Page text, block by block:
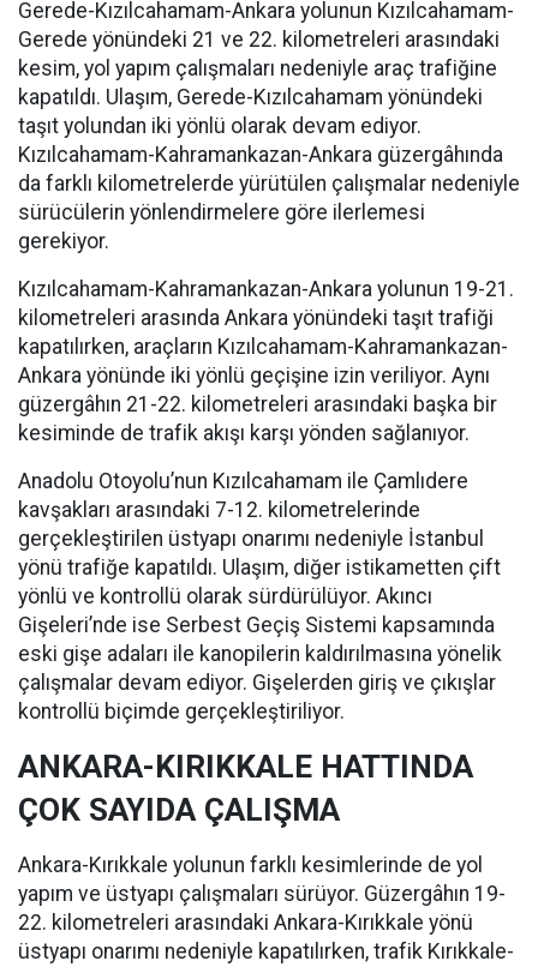
Gerede-Kızılcahamam-Ankara yolunun Kızılcahamam-
Gerede yönündeki 21 ve 22. kilometreleri arasındaki
kesim, yol yapım çalışmaları nedeniyle araç trafiğine
kapatıldı. Ulaşım, Gerede-Kızılcahamam yönündeki
taşıt yolundan iki yönlü olarak devam ediyor.
Kızılcahamam-Kahramankazan-Ankara güzergâhında
da farklı kilometrelerde yürütülen çalışmalar nedeniyle
sürücülerin yönlendirmelere göre ilerlemesi
gerekiyor.
Kızılcahamam-Kahramankazan-Ankara yolunun 19-21.
kilometreleri arasında Ankara yönündeki taşıt trafiği
kapatılırken, araçların Kızılcahamam-Kahramankazan-
Ankara yönünde iki yönlü geçişine izin veriliyor. Aynı
güzergâhın 21-22. kilometreleri arasındaki başka bir
kesiminde de trafik akışı karşı yönden sağlanıyor.
Anadolu Otoyolu’nun Kızılcahamam ile Çamlıdere
kavşakları arasındaki 7-12. kilometrelerinde
gerçekleştirilen üstyapı onarımı nedeniyle İstanbul
yönü trafiğe kapatıldı. Ulaşım, diğer istikametten çift
yönlü ve kontrollü olarak sürdürülüyor. Akıncı
Gişeleri’nde ise Serbest Geçiş Sistemi kapsamında
eski gişe adaları ile kanopilerin kaldırılmasına yönelik
çalışmalar devam ediyor. Gişelerden giriş ve çıkışlar
kontrollü biçimde gerçekleştiriliyor.
ANKARA-KIRIKKALE HATTINDA
ÇOK SAYIDA ÇALIŞMA
Ankara-Kırıkkale yolunun farklı kesimlerinde de yol
yapım ve üstyapı çalışmaları sürüyor. Güzergâhın 19-
22. kilometreleri arasındaki Ankara-Kırıkkale yönü
üstyapı onarımı nedeniyle kapatılırken, trafik Kırıkkale-